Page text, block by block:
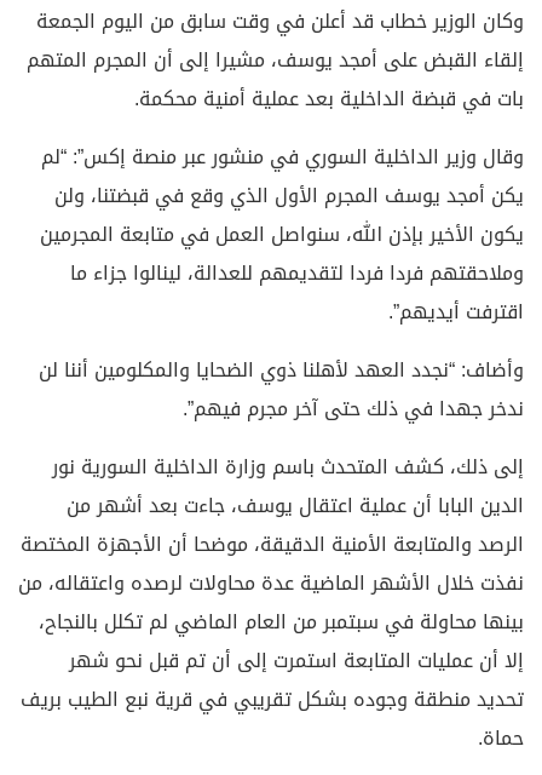
وكان الوزير خطاب قد أعلن في وقت سابق من اليوم الجمعة
إلقاء القبض على أمجد يوسف، مشيرا إلى أن المجرم المتهم
بات في قبضة الداخلية بعد عملية أمنية محكمة.
وقال وزير الداخلية السوري في منشور عبر منصة إكس”: “لم
يكن أمجد يوسف المجرم الأول الذي وقع في قبضتنا، ولن
يكون الأخير بإذن الله، سنواصل العمل في متابعة المجرمين
وملاحقتهم فردا فردا لتقديمهم للعدالة، لينالوا جزاء ما
اقترفت أيديهم”.
وأضاف: “نجدد العهد لأهلنا ذوي الضحايا والمكلومين أننا لن
ندخر جهدا في ذلك حتى آخر مجرم فيهم”.
إلى ذلك، كشف المتحدث باسم وزارة الداخلية السورية نور
الدين البابا أن عملية اعتقال يوسف، جاءت بعد أشهر من
الرصد والمتابعة الأمنية الدقيقة، موضحا أن الأجهزة المختصة
نفذت خلال الأشهر الماضية عدة محاولات لرصده واعتقاله، من
بينها محاولة في سبتمبر من العام الماضي لم تكلل بالنجاح،
إلا أن عمليات المتابعة استمرت إلى أن تم قبل نحو شهر
تحديد منطقة وجوده بشكل تقريبي في قرية نبع الطيب بريف
حماة.